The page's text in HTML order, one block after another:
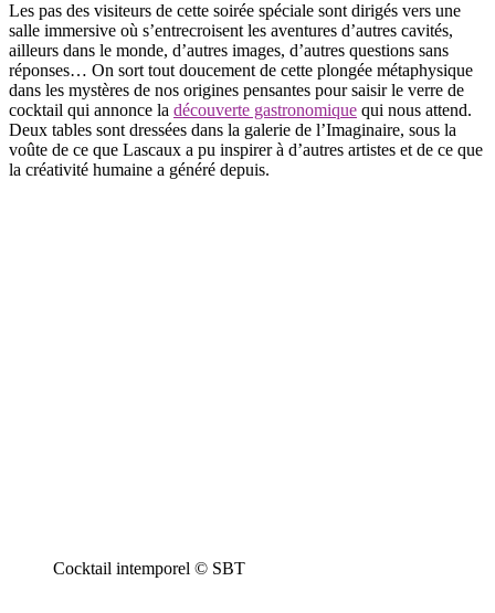
Les pas des visiteurs de cette soirée spéciale sont dirigés vers une
salle immersive où s’entrecroisent les aventures d’autres cavités,
ailleurs dans le monde, d’autres images, d’autres questions sans
réponses… On sort tout doucement de cette plongée métaphysique
dans les mystères de nos origines pensantes pour saisir le verre de
cocktail qui annonce la découverte gastronomique qui nous attend.
Deux tables sont dressées dans la galerie de l’Imaginaire, sous la
voûte de ce que Lascaux a pu inspirer à d’autres artistes et de ce que
la créativité humaine a généré depuis.
Cocktail intemporel © SBT